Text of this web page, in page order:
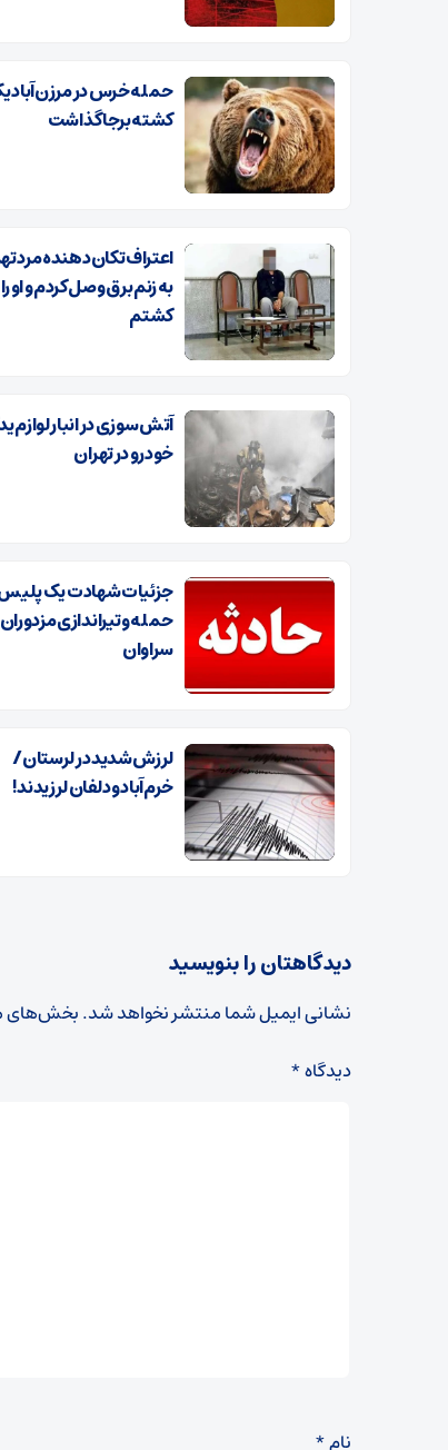
حمله خرس در مرزن‌آباد
کشته برجا گذاشت
اعتراف تکان‌دهنده مرد
به زنم برق وصل کردم و او را
کشتم
آتش سوزی در انبار لوازم
خودرو در تهران
جزئیات شهادت یک
حمله و تیراندازی
سراوان
لرزش شدید در لرستان/
خرم‌آباد و دلفان لرزیدند!
دیدگاهتان را بنویسید
نشانی ایمیل شما منتشر نخواهد شد.بخش‌های
دیدگاه*
نام*